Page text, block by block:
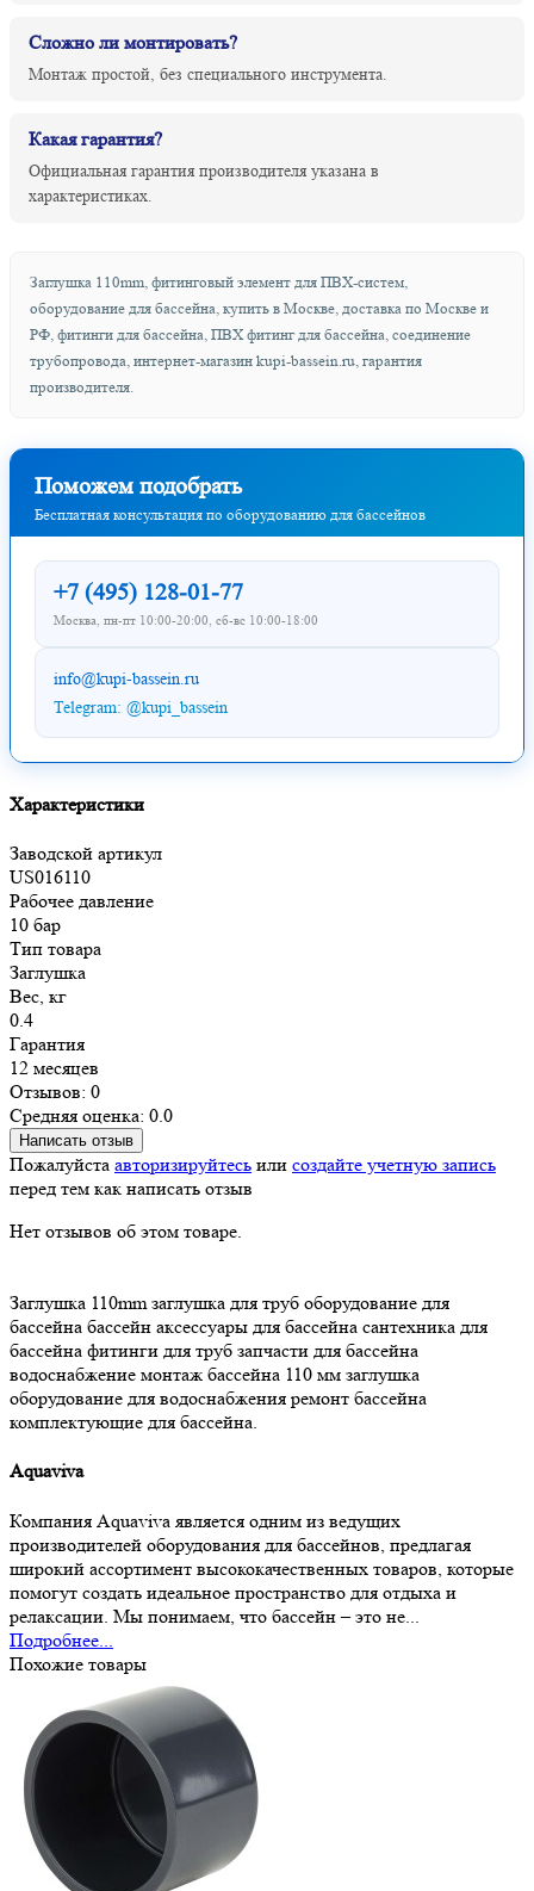
Сложно ли монтировать?
Монтаж простой, без специального инструмента.
Какая гарантия?
Официальная гарантия производителя указана в
характеристиках.
Заглушка 110mm, фитинговый элемент для ПВХ-систем,
оборудование для бассейна, купить в Москве, доставка по Москве и
РФ, фитинги для бассейна, ПВХ фитинг для бассейна, соединение
трубопровода, интернет-магазин kupi-bassein.ru, гарантия
производителя.
Поможем подобрать
Бесплатная консультация по оборудованию для бассейнов
+7 (495) 128-01-77
Москва, пн-пт 10:00-20:00, сб-вс 10:00-18:00
info@kupi-bassein.ru
Telegram: @kupi_bassein
Характеристики
Заводской артикул
US016110
Рабочее давление
10 бар
Тип товара
Заглушка
Вес, кг
0.4
Гарантия
12 месяцев
Отзывов: 0
Средняя оценка: 0.0
Написать отзыв
Пожалуйста авторизируйтесь или создайте учетную запись
перед тем как написать отзыв
Нет отзывов об этом товаре.
Заглушка 110mm заглушка для труб оборудование для
бассейна бассейн аксессуары для бассейна сантехника для
бассейна фитинги для труб запчасти для бассейна
водоснабжение монтаж бассейна 110 мм заглушка
оборудование для водоснабжения ремонт бассейна
комплектующие для бассейна.
Aquaviva
Компания Aquaviva является одним из ведущих
производителей оборудования для бассейнов, предлагая
широкий ассортимент высококачественных товаров, которые
помогут создать идеальное пространство для отдыха и
релаксации. Мы понимаем, что бассейн – это не...
Подробнее...
Похожие товары